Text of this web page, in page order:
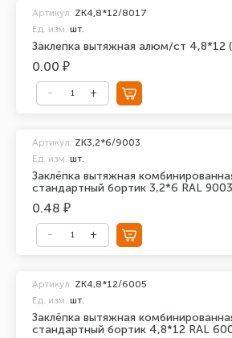
Заклепка вытяжная алюм/ст 4,8*12
Артикул: ZK4,8*12/8017
Ед. изм. шт.
0.00 ₽
Заклёпка вытяжная
стандартный бортик 3,2*6 RAL 9003
Артикул: ZK3,2*6/9003
Ед. изм. шт.
0.48 ₽
Заклёпка вытяжная
стандартный бортик 4,8*12 RAL
Артикул: ZK4,8*12/6005
Ед. изм. шт.